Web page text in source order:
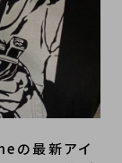
の最新アイ